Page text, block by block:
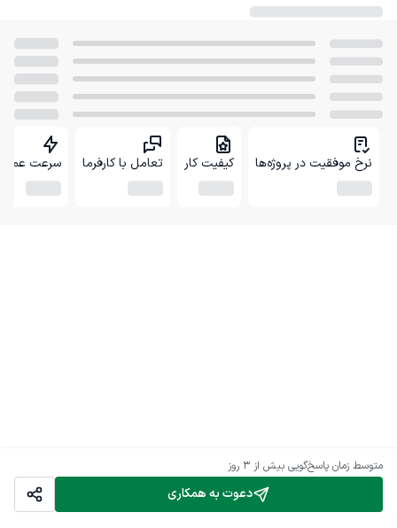
دعوت به همکاری
متوسط زمان پاسخ‌گویی بیش از ۳ روز
نرخ موفقیت در پروژه‌ها کیفیت کار تعامل با کارفرما سرعت عمل